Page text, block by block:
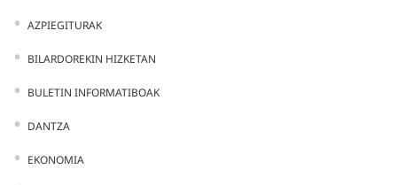
AZPIEGITURAK
BILARDOREKIN HIZKETAN
BULETIN INFORMATIBOAK
DANTZA
EKONOMIA